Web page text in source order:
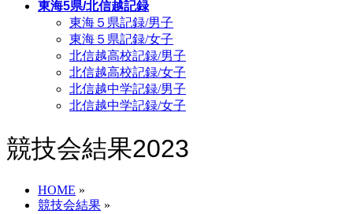
東海5県/北信越記録
東海５県記録/男子
東海５県記録/女子
北信越高校記録/男子
北信越高校記録/女子
北信越中学記録/男子
北信越中学記録/女子
競技会結果2023
HOME »
競技会結果 »